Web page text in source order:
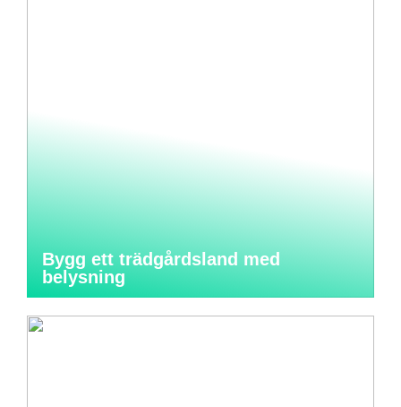
Bygg ett trädgårdsland med
belysning